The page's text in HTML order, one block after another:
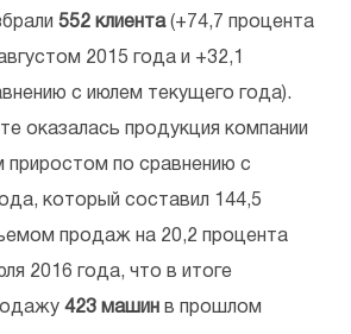
552 клиента(+74,7 процента
2015 года и +32,1
с июлем текущего года).
оказалась продукция компании
приростом по сравнению с
который составил 144,5
продаж на 20,2 процента
2016 года, что в итоге
423 машин в прошлом